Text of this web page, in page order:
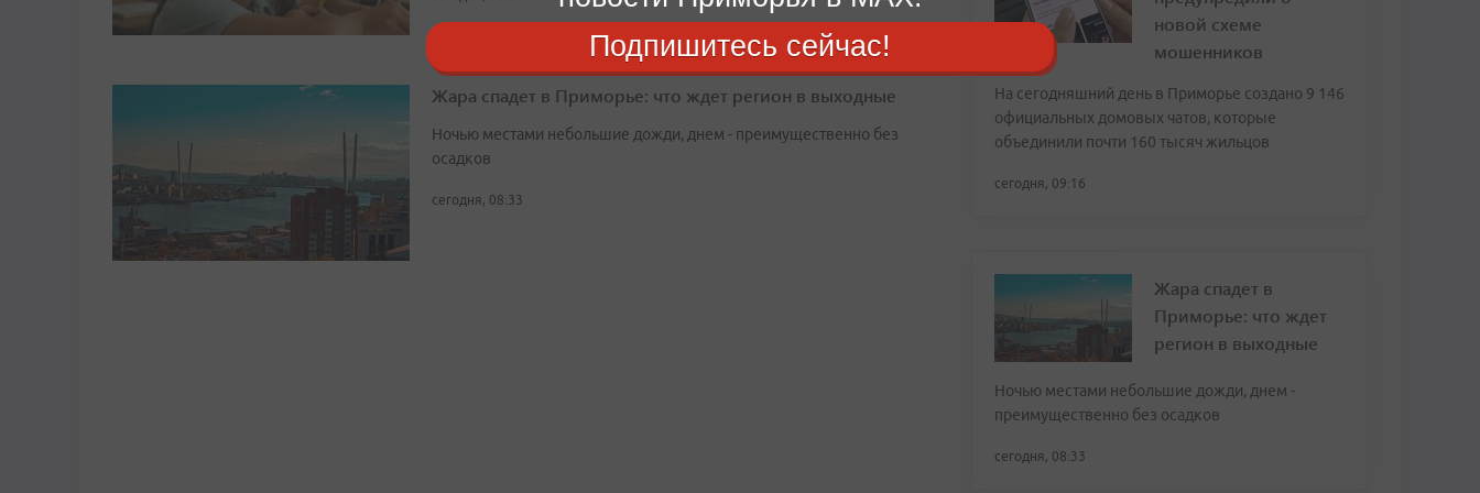
Жара спадет в Приморье: что ждет регион в выходные
Ночью местами небольшие дожди, днем - преимущественно без
осадков
сегодня, 08:33
новой схеме
мошенников
На сегодняшний день в Приморье создано 9 146
официальных домовых чатов, которые
объединили почти 160 тысяч жильцов
сегодня, 09:16
Жара спадет в
Приморье: что ждет
регион в выходные
Ночью местами небольшие дожди, днем -
преимущественно без осадков
сегодня, 08:33
Подпишитесь сейчас!